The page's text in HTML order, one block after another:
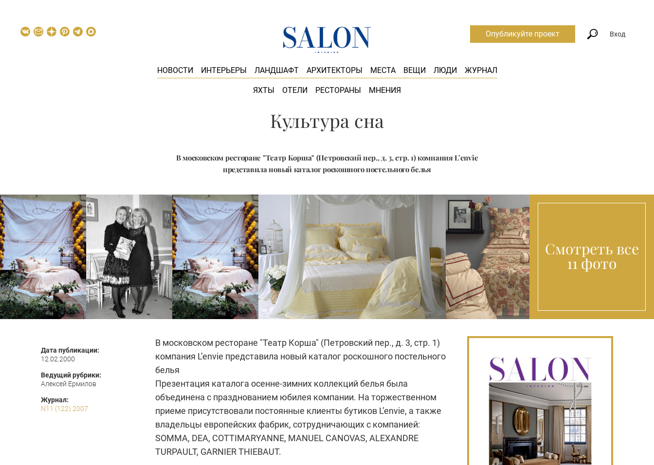
НОВОСТИ ИНТЕРЬЕРЫ ЛАНДШАФТ АРХИТЕКТОРЫ МЕСТА ВЕЩИ ЛЮДИ ЖУРНАЛ
ЯХТЫ ОТЕЛИ РЕСТОРАНЫ МНЕНИЯ
Опубликуйте проект Вход
Культура сна
В московском ресторане "Театр Корша" (Петровский пер., д. 3, стр. 1) компания L’envie
представила новый каталог роскошного постельного белья
Смотреть все
11 фото
Дата публикации:
12.02.2000
Ведущий рубрики:
Алексей Ермилов
Журнал:
N11 (122) 2007
В московском ресторане "Театр Корша" (Петровский пер., д. 3, стр. 1)
компания L’envie представила новый каталог роскошного постельного
белья
Презентация каталога осенне-зимних коллекций белья была
объединена с празднованием юбилея компании. На торжественном
приеме присутствовали постоянные клиенты бутиков L’envie, а также
владельцы европейских фабрик, сотрудничающих с компанией:
SOMMA, DEA, COTTIMARYANNE, MANUEL CANOVAS, ALEXANDRE
TURPAULT, GARNIER THIEBAUT.